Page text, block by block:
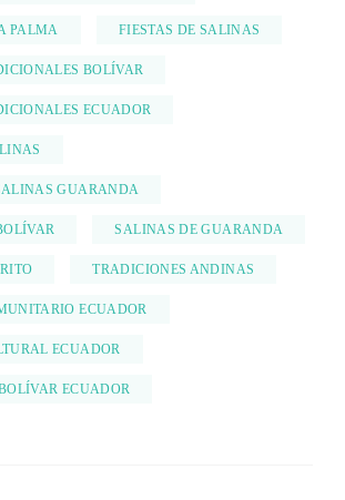
PALMA FIESTAS DE SALINAS
BOLÍVAR
ECUADOR
GUARANDA
SALINAS DE GUARANDA
TRADICIONES ANDINAS
ECUADOR
ECUADOR
ECUADOR